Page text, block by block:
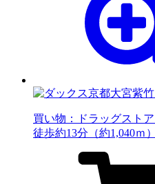
買い物：ドラッグストア
徒歩約13分（約1,040ｍ）